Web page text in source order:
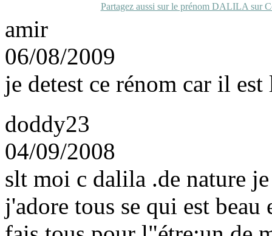
Partagez aussi sur le prénom DALILA sur
amir
06/08/2009
je detest ce rénom car il
doddy23
04/09/2008
slt moi c dalila .de nature
j'adore tous se qui est